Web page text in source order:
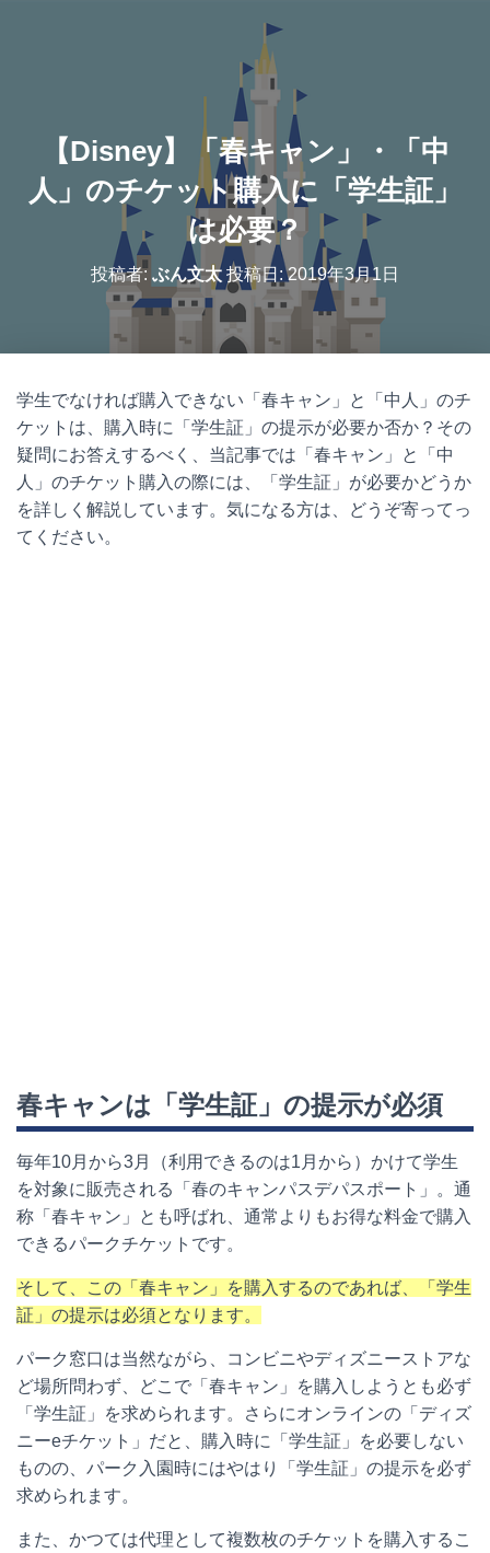
【Disney】「春キャン」・「中
人」のチケット購入に「学生証」
は必要？
投稿者: ぶん文太 投稿日:2019年3月1日
学生でなければ購入できない「春キャン」と「中人」のチ
ケットは、購入時に「学生証」の提示が必要か否か？その
疑問にお答えするべく、当記事では「春キャン」と「中
人」のチケット購入の際には、「学生証」が必要かどうか
を詳しく解説しています。気になる方は、どうぞ寄ってっ
てください。
春キャンは「学生証」の提示が必須
毎年10月から3月（利用できるのは1月から）かけて学生
を対象に販売される「春のキャンパスデパスポート」。通
称「春キャン」とも呼ばれ、通常よりもお得な料金で購入
できるパークチケットです。
そして、この「春キャン」を購入するのであれば、「学生
証」の提示は必須となります。
パーク窓口は当然ながら、コンビニやディズニーストアな
ど場所問わず、どこで「春キャン」を購入しようとも必ず
「学生証」を求められます。さらにオンラインの「ディズ
ニーeチケット」だと、購入時に「学生証」を必要しない
ものの、パーク入園時にはやはり「学生証」の提示を必ず
求められます。
また、かつては代理として複数枚のチケットを購入するこ